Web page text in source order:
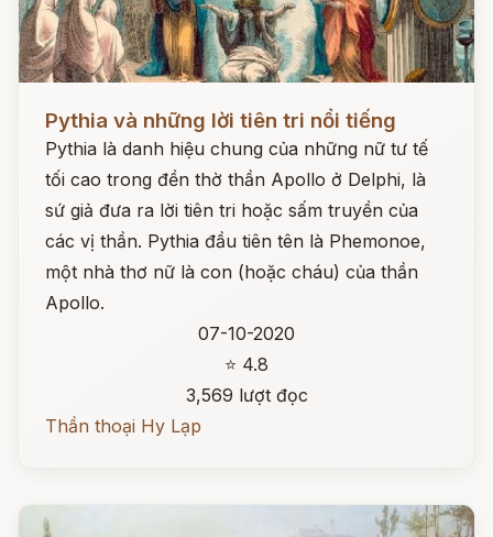
Pythia và những lời tiên tri nổi tiếng
Pythia là danh hiệu chung của những nữ tư tế
tối cao trong đền thờ thần Apollo ở Delphi, là
sứ giả đưa ra lời tiên tri hoặc sấm truyền của
các vị thần. Pythia đầu tiên tên là Phemonoe,
một nhà thơ nữ là con (hoặc cháu) của thần
Apollo.
07-10-2020
⭐ 4.8
3,569 lượt đọc
Thần thoại Hy Lạp